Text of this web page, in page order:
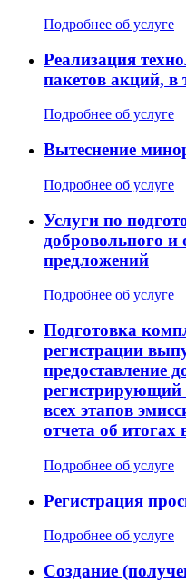
Подробнее об услуге
Реализация
пакетов акций, в
Подробнее об услуге
Вытеснение
Подробнее об услуге
Услуги по
добровольного и
предложений
Подробнее об услуге
Подготовка
регистрации
предоставление
регистрирующий
всех этапов
отчета об
Подробнее об услуге
Регистрация
Подробнее об услуге
Создание